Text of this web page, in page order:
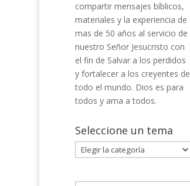
compartir mensajes bíblicos,
materiales y la experiencia de
mas de 50 años al servicio de
nuestro Señor Jesucristo con
el fin de Salvar a los perdidos
y fortalecer a los creyentes de
todo el mundo. Dios es para
todos y ama a todos.
Seleccione un tema
Seleccione
un